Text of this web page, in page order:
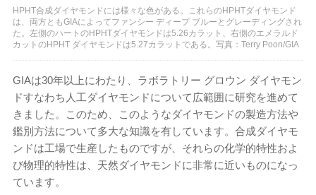
HPHT合成ダイヤモンドには様々な色がある。これらのHPHTダイヤモンド
は、両方ともGIAによってファンシー ディープ ブルーとグレーディングされ
た。左側のハートのHPHTダイヤモンドは5.26カラット、右側のエメラルド
カットのHPHT ダイヤモンドは5.27カラットである。写真：Terry Poon/GIA
GIAは30年以上にわたり、ラボラトリー グロウン ダイヤモン
ドすなわち人工ダイヤモンドについて広範囲に研究を進めて
きました。このため、このようなダイヤモンドの製造方法や
鑑別方法について多大な知識を有しています。合成ダイヤモ
ンドは工場で生産したものですが、それらの化学的特性およ
び物理的特性は、天然ダイヤモンドに非常に近いものになっ
ています。